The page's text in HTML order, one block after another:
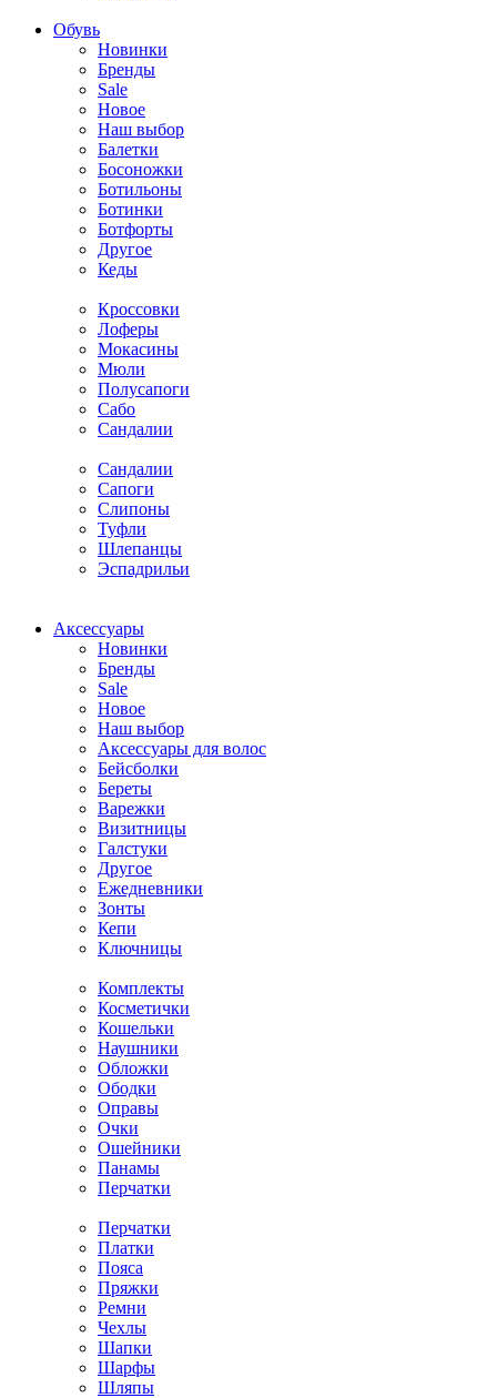
Обувь
Новинки
Бренды
Sale
Новое
Наш выбор
Балетки
Босоножки
Ботильоны
Ботинки
Ботфорты
Другое
Кеды
Кроссовки
Лоферы
Мокасины
Мюли
Полусапоги
Сабо
Сандалии
Сандалии
Сапоги
Слипоны
Туфли
Шлепанцы
Эспадрильи
Аксессуары
Новинки
Бренды
Sale
Новое
Наш выбор
Аксессуары для волос
Бейсболки
Береты
Варежки
Визитницы
Галстуки
Другое
Ежедневники
Зонты
Кепи
Ключницы
Комплекты
Косметички
Кошельки
Наушники
Обложки
Ободки
Оправы
Очки
Ошейники
Панамы
Перчатки
Перчатки
Платки
Пояса
Пряжки
Ремни
Чехлы
Шапки
Шарфы
Шляпы